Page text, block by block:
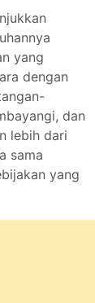
yang
dengan
dan
lebih dari
sama
yang